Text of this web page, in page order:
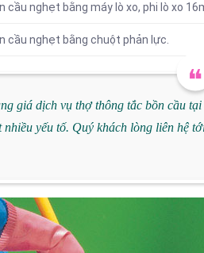
cầu nghẹt bằng máy lò xo, phi lò xo
cầu nghẹt bằng chuột phản lực.
giá dịch vụ thợ thông tắc bồn cầu
nhiều yếu tố. Quý khách lòng liên hệ